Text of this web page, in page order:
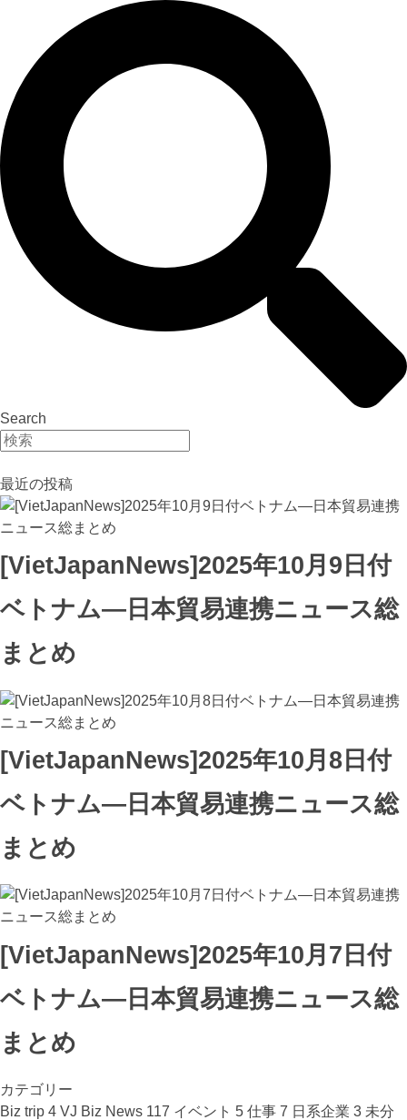
Search
最近の投稿
[VietJapanNews]2025年10月9日付
ベトナム―日本貿易連携ニュース総
まとめ
[VietJapanNews]2025年10月8日付
ベトナム―日本貿易連携ニュース総
まとめ
[VietJapanNews]2025年10月7日付
ベトナム―日本貿易連携ニュース総
まとめ
カテゴリー
Biz trip 4 VJ Biz News 117 イベント 5 仕事 7 日系企業 3 未分